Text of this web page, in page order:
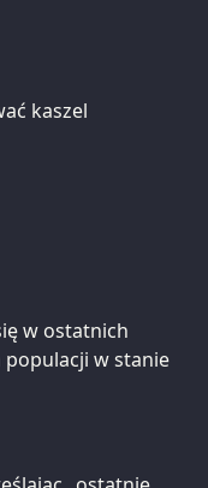
kaszel
w ostatnich
populacji w stanie